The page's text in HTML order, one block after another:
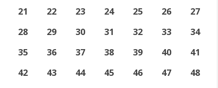
21
22 23 24 25 26
27
28
29 30 31 32 33
34
35
36 37 38 39 40
41
42
43 44 45 46 47
48